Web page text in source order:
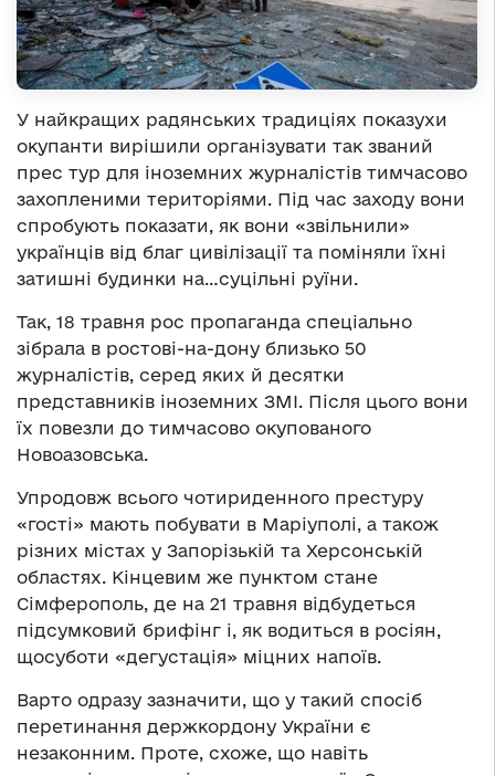
У найкращих радянських традиціях показухи
окупанти вирішили організувати так званий
прес тур для іноземних журналістів тимчасово
захопленими територіями. Під час заходу вони
спробують показати, як вони «звільнили»
українців від благ цивілізації та поміняли їхні
затишні будинки на…суцільні руїни.
Так, 18 травня рос пропаганда спеціально
зібрала в ростові-на-дону близько 50
журналістів, серед яких й десятки
представників іноземних ЗМІ. Після цього вони
їх повезли до тимчасово окупованого
Новоазовська.
Упродовж всього чотириденного престуру
«гості» мають побувати в Маріуполі, а також
різних містах у Запорізькій та Херсонській
областях. Кінцевим же пунктом стане
Сімферополь, де на 21 травня відбудеться
підсумковий брифінг і, як водиться в росіян,
щосуботи «дегустація» міцних напоїв.
Варто одразу зазначити, що у такий спосіб
перетинання держкордону України є
незаконним. Проте, схоже, що навіть